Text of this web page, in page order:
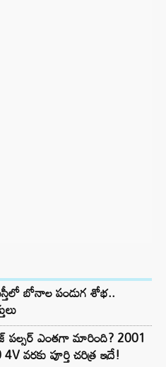
బోనాల పండుగ శోభ..
పల్సర్ ఎంతగా మారింది? 2001
వరకు పూర్తి చరిత్ర ఇదే!